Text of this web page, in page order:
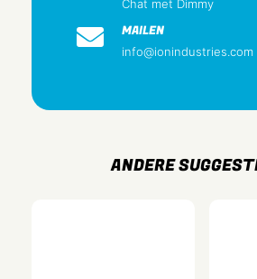
Oppervlaktebescherming
Uitvoering oppervlakte
Chat met Dimmy
MAILEN
info@ionindustries.com
ANDERE